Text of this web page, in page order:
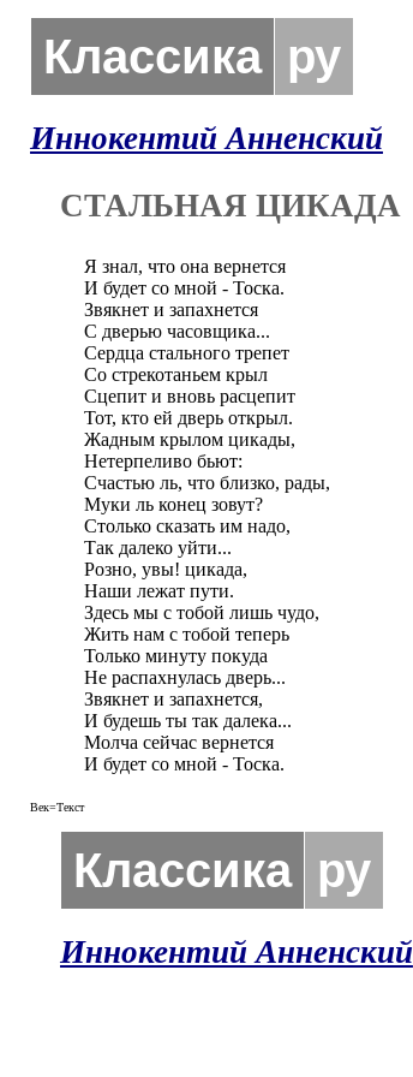
Классика ру
Иннокентий Анненский
СТАЛЬНАЯ ЦИКАДА
Я знал, что она вернется
И будет со мной - Тоска.
Звякнет и запахнется
С дверью часовщика...
Сердца стального трепет
Со стрекотаньем крыл
Сцепит и вновь расцепит
Тот, кто ей дверь открыл.
Жадным крылом цикады,
Нетерпеливо бьют:
Счастью ль, что близко, рады,
Муки ль конец зовут?
Столько сказать им надо,
Так далеко уйти...
Розно, увы! цикада,
Наши лежат пути.
Здесь мы с тобой лишь чудо,
Жить нам с тобой теперь
Только минуту покуда
Не распахнулась дверь...
Звякнет и запахнется,
И будешь ты так далека...
Молча сейчас вернется
И будет со мной - Тоска.
Век=Текст
Классика ру
Иннокентий Анненский